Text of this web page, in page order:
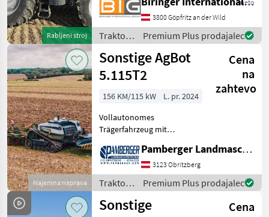
Rabljeni stroj
neto
Betriebsstunden: 9150h
Motor & Leistung: * Motor:
6-Zylinder, 6, 7 l Turbo-
Diesel * Motorleistung: 160
P
3800 Göpfritz an der Wild
Traktor /
Sonstige
Premium Plus prodajalec
Najemna naprava
Sonstige AgBot
5.115T2
Cena
na
zahtevo
156 KM/115 kW
L. pr. 2024
Vollautonomes
Trägerfahrzeug mit
angetrieben über
Dieselmotor welcher einen
Generator antreibt der 700V
Spannung erzeugt
Antriebsstrang:
Pamberger Landmaschinentechnik GmbH
3123 Obritzberg
Traktor /
Sonstige
Premium Plus prodajalec
Sonstige
Cena